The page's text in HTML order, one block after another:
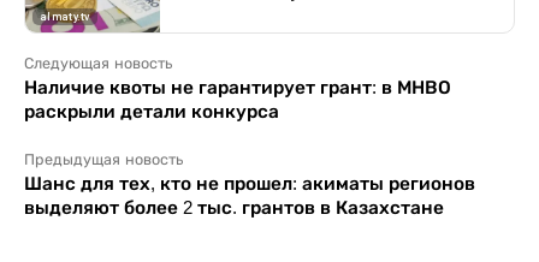
Следующая новость
Наличие квоты не гарантирует грант: в МНВО
раскрыли детали конкурса
Предыдущая новость
Шанс для тех, кто не прошел: акиматы регионов
выделяют более 2 тыс. грантов в Казахстане